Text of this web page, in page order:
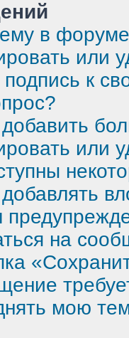
в
или
подпись к
или
на
мою